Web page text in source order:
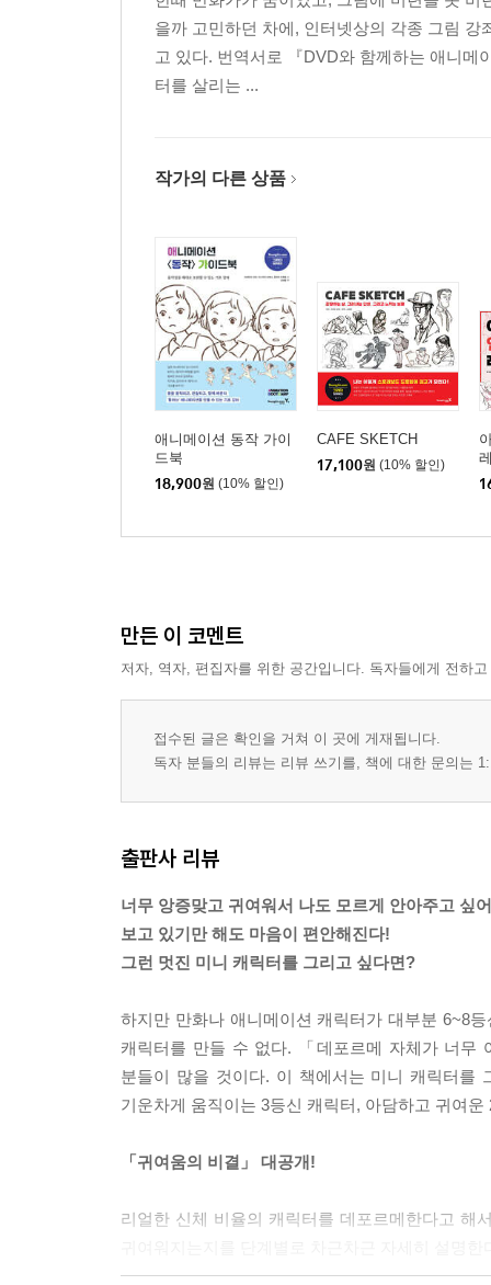
을까 고민하던 차에, 인터넷상의 각종 그림
고 있다. 번역서로 『DVD와 함께하는 애니메
터를 살리는 ...
작가의 다른 상품
애니메이션 동작 가이
드북
18,900원 (10% 할인)
CAFE SKETCH
17,100원 (10% 할인)
만든 이 코멘트
저자, 역자, 편집자를 위한 공간입니다. 독자들에게 전하
접수된 글은 확인을 거쳐 이 곳에 게재됩니다.
독자 분들의 리뷰는 리뷰 쓰기를, 책에 대한 문의는
출판사 리뷰
너무 앙증맞고 귀여워서 나도 모르게 안아주고 싶
보고 있기만 해도 마음이 편안해진다!
그런 멋진 미니 캐릭터를 그리고 싶다면?
하지만 만화나 애니메이션 캐릭터가 대부분 6~8
캐릭터를 만들 수 없다. 「데포르메 자체가 너
분들이 많을 것이다. 이 책에서는 미니 캐릭터를
기운차게 움직이는 3등신 캐릭터, 아담하고 귀여
「귀여움의 비결」 대공개!
리얼한 신체 비율의 캐릭터를 데포르메한다고